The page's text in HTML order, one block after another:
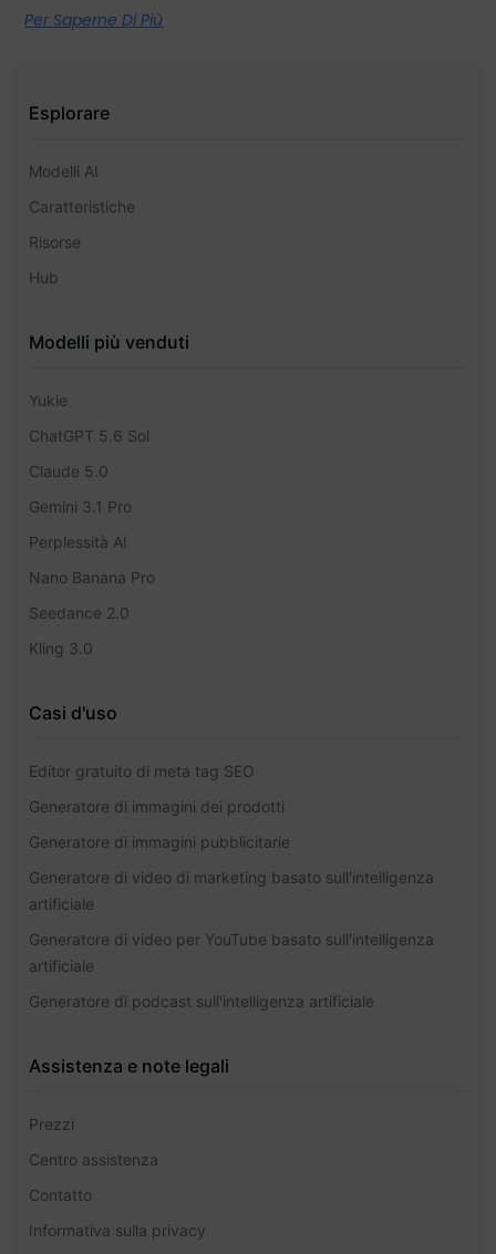
Per Saperne Di Più
Esplorare
Modelli AI
Caratteristiche
Risorse
Hub
Modelli più venduti
Yukie
ChatGPT 5.6 Sol
Claude 5.0
Gemini 3.1 Pro
Perplessità AI
Nano Banana Pro
Seedance 2.0
Kling 3.0
Casi d'uso
Editor gratuito di meta tag SEO
Generatore di immagini dei prodotti
Generatore di immagini pubblicitarie
Generatore di video di marketing basato sull'intelligenza
artificiale
Generatore di video per YouTube basato sull'intelligenza
artificiale
Generatore di podcast sull'intelligenza artificiale
Assistenza e note legali
Prezzi
Centro assistenza
Contatto
Informativa sulla privacy